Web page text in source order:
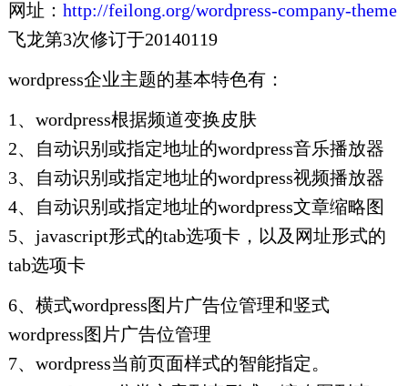
网址： http://feilong.org/wordpress-company-theme
飞龙第3次修订于20140119
wordpress企业主题的基本特色有：
1、wordpress根据频道变换皮肤
2、自动识别或指定地址的wordpress音乐播放器
3、自动识别或指定地址的wordpress视频播放器
4、自动识别或指定地址的wordpress文章缩略图
5、javascript形式的tab选项卡，以及网址形式的
tab选项卡
6、横式wordpress图片广告位管理和竖式
wordpress图片广告位管理
7、wordpress当前页面样式的智能指定。